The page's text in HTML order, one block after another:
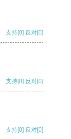
支持[0] 反对[0]
支持[0] 反对[0]
支持[0] 反对[0]